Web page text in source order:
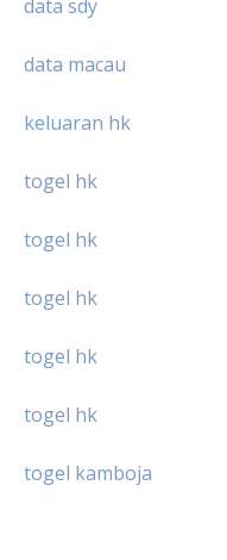
data sdy
data macau
keluaran hk
togel hk
togel hk
togel hk
togel hk
togel hk
togel kamboja